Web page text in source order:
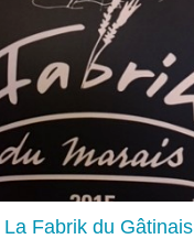
La Fabrik du Gâtinais